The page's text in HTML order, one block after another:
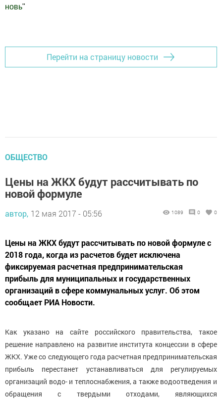
новь"
Перейти на страницу новости
ОБЩЕСТВО
Цены на ЖКХ будут рассчитывать по
новой формуле
автор, 12 мая 2017 - 05:56 1089 0 0
Цены на ЖКХ будут рассчитывать по новой формуле с
2018 года, когда из расчетов будет исключена
фиксируемая расчетная предпринимательская
прибыль для муниципальных и государственных
организаций в сфере коммунальных услуг. Об этом
сообщает РИА Новости.
Как указано на сайте российского правительства, такое
решение направлено на развитие института концессии в сфере
ЖКХ. Уже со следующего года расчетная предпринимательская
прибыль перестанет устанавливаться для регулируемых
организаций водо- и теплоснабжения, а также водоотведения и
обращения с твердыми отходами, являющихся